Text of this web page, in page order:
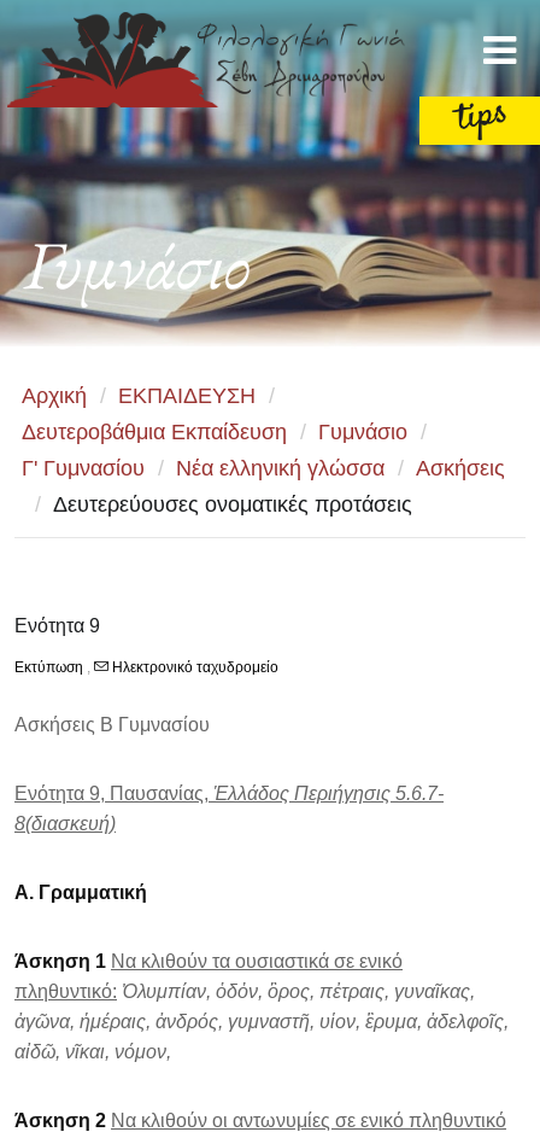
Γυμνάσιο
Αρχική / ΕΚΠΑΙΔΕΥΣΗ /
Δευτεροβάθμια Εκπαίδευση / Γυμνάσιο /
Γ' Γυμνασίου / Νέα ελληνική γλώσσα / Ασκήσεις
/ Δευτερεύουσες ονοματικές προτάσεις
Ενότητα 9
Εκτύπωση , Ηλεκτρονικό ταχυδρομείο
Ασκήσεις Β Γυμνασίου
Ενότητα 9, Παυσανίας, Ἑλλάδος Περιήγησις 5.6.7-
8(διασκευή)
Α. Γραμματική
Άσκηση 1 Να κλιθούν τα ουσιαστικά σε ενικό
πληθυντικό: Ὀλυμπίαν, ὁδὀν, ὂρος, πἐτραις, γυναῖκας,
ἀγῶνα, ἡμέραις, ἀνδρός, γυμναστῆ, υἱον, ἒρυμα, ἀδελφοῖς,
αἰδῶ, νῖκαι, νόμον,
Άσκηση 2 Να κλιθούν οι αντωνυμίες σε ενικό πληθυντικό